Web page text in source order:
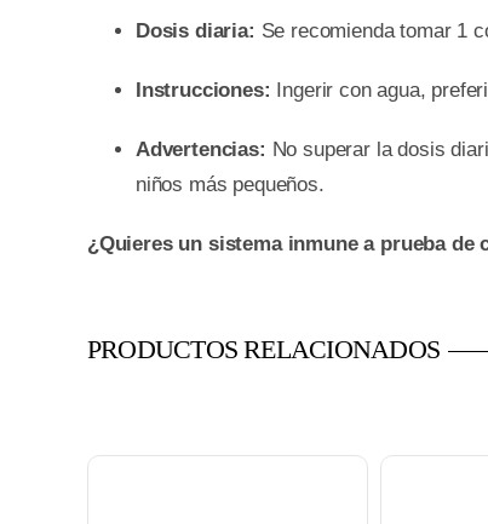
Dosis diaria: Se recomienda tomar 1
Instrucciones: Ingerir con agua,
Advertencias: No superar la dosis
niños más pequeños.
¿Quieres un sistema inmune a prueba de
PRODUCTOS RELACIONADOS